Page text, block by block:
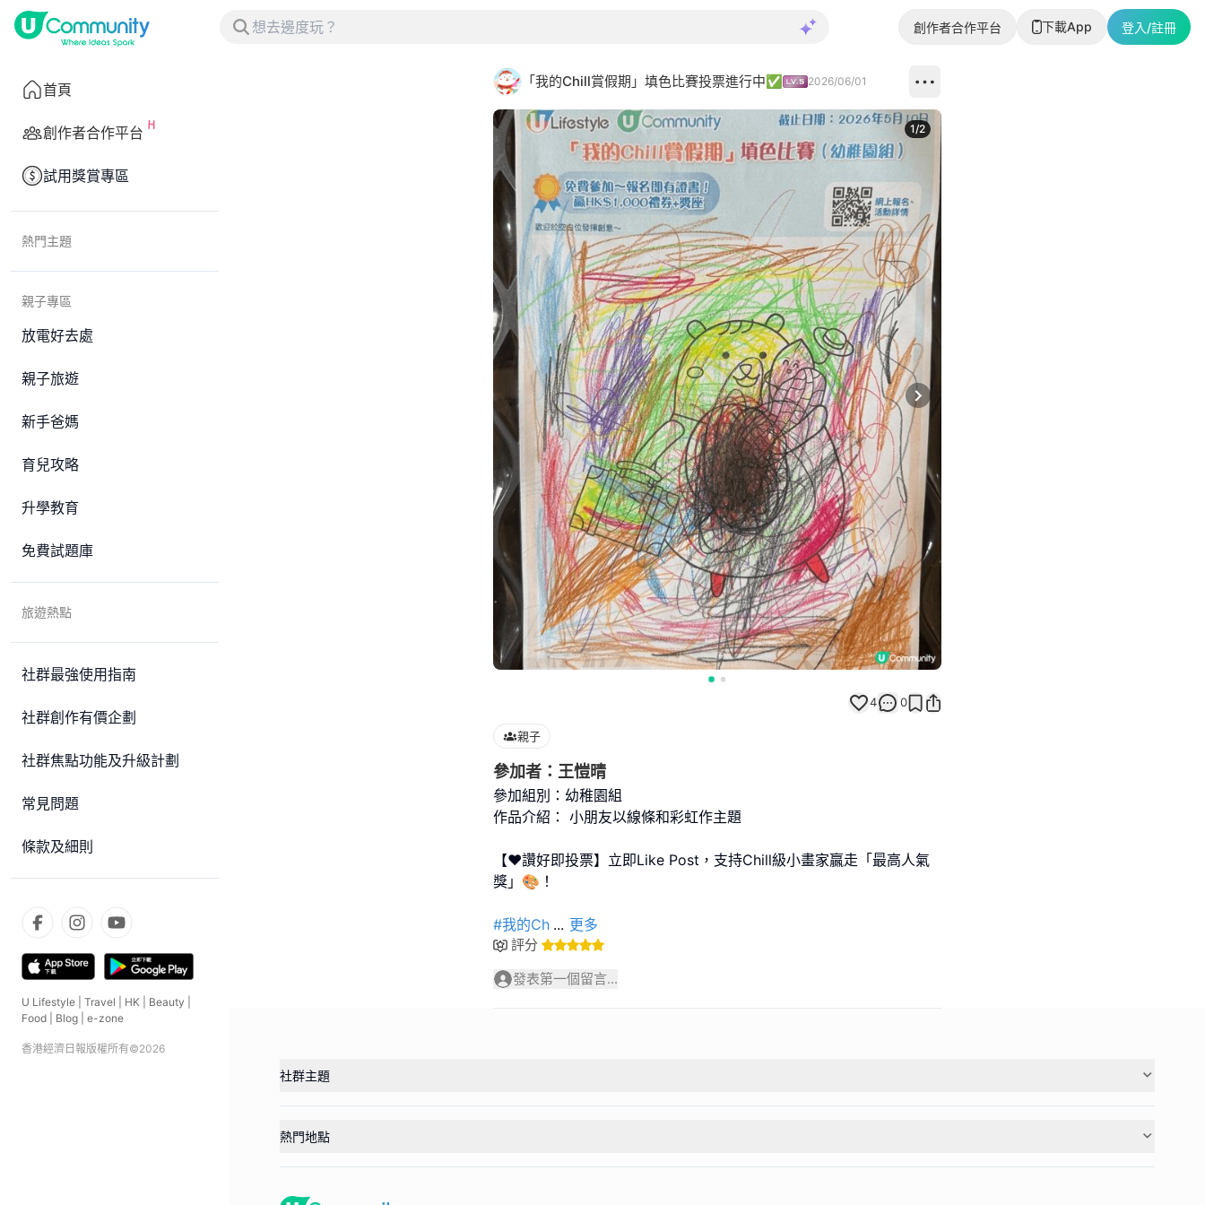
創作者合作平台 下載App 登入/註冊
首頁
創作者合作平台
試用獎賞專區
熱門主題
親子專區
放電好去處
親子旅遊
新手爸媽
育兒攻略
升學教育
免費試題庫
旅遊熱點
社群最強使用指南
社群創作有價企劃
社群焦點功能及升級計劃
常見問題
條款及細則
U Lifestyle Travel HK Beauty
Food
Blog e-zone
香港經濟日報版權所有©2026
「我的Chill賞假期」填色比賽投票進行中✅ 2026/06/01
Next slide
1/2
4 0
親子
參加者：王愷晴
參加組別：幼稚園組
作品介紹： 小朋友以線條和彩虹作主題
【❤️讚好即投票】立即Like Post，支持Chill級小畫家贏走「最高人氣
獎」🎨！
#我的Ch ... 更多
評分
發表第一個留言...
社群主題
熱門地點